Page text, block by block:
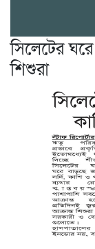
সিলেটের
শিশুরা